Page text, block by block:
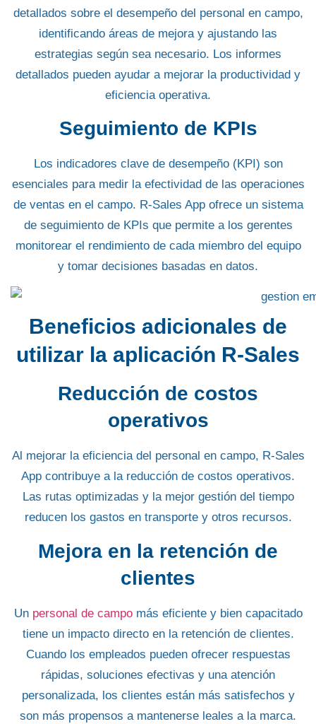
detallados sobre el desempeño del personal en campo,
identificando áreas de mejora y ajustando las
estrategias según sea necesario. Los informes
detallados pueden ayudar a mejorar la productividad y
eficiencia operativa.
Seguimiento de KPIs
Los indicadores clave de desempeño (KPI) son
esenciales para medir la efectividad de las operaciones
de ventas en el campo. R-Sales App ofrece un sistema
de seguimiento de KPIs que permite a los gerentes
monitorear el rendimiento de cada miembro del equipo
y tomar decisiones basadas en datos.
Beneficios adicionales de
utilizar la aplicación R-Sales
Reducción de costos
operativos
Al mejorar la eficiencia del personal en campo, R-Sales
App contribuye a la reducción de costos operativos.
Las rutas optimizadas y la mejor gestión del tiempo
reducen los gastos en transporte y otros recursos.
Mejora en la retención de
clientes
Unpersonal de campomás eficiente y bien capacitado
tiene un impacto directo en la retención de clientes.
Cuando los empleados pueden ofrecer respuestas
rápidas, soluciones efectivas y una atención
personalizada, los clientes están más satisfechos y
son más propensos a mantenerse leales a la marca.